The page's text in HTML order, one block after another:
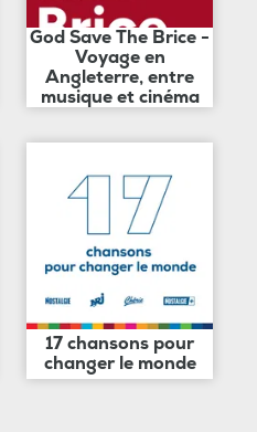
God Save The Brice -
Voyage en
Angleterre, entre
musique et cinéma
17 chansons pour
changer le monde